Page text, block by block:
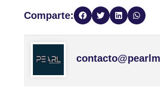
Comparte: